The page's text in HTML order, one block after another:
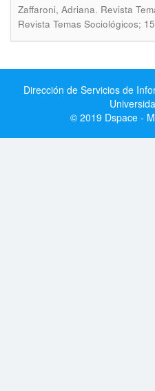
Zaffaroni, Adriana. Revista
Revista Temas Sociológicos;
Dirección de Servicios de
© 2019 Dspace -